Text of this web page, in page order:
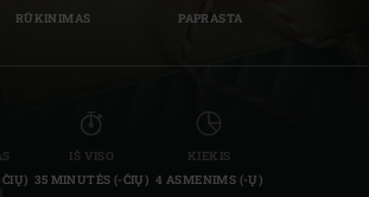
RŪKINIMAS
PAPRASTA
IŠ VISO
35 MINUTĖS (-ČIŲ)
KIEKIS
4 ASMENIMS (-Ų)